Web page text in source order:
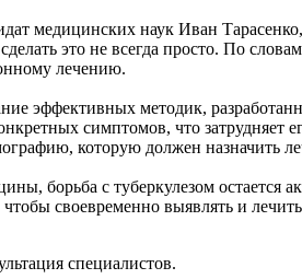
медицинских наук Иван
это не всегда просто. По
лечению.
эффективных методик,
симптомов, что
которую должен назначить
борьба с туберкулезом
своевременно выявлять и лечить
специалистов.